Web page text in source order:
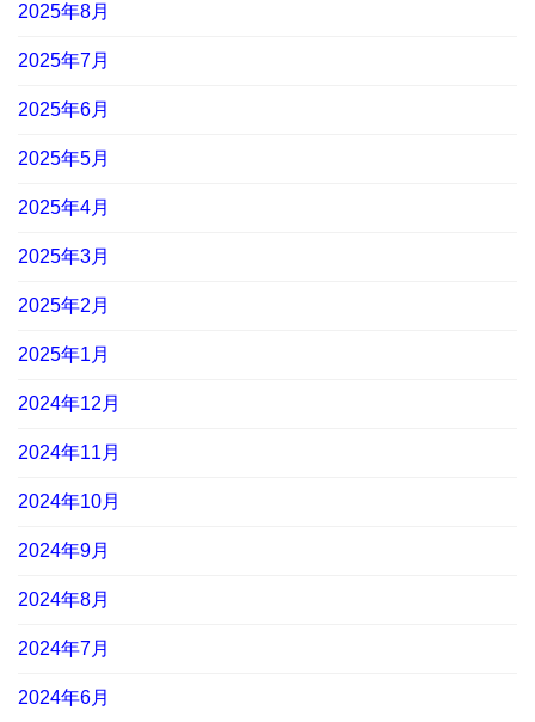
2025年8月
2025年7月
2025年6月
2025年5月
2025年4月
2025年3月
2025年2月
2025年1月
2024年12月
2024年11月
2024年10月
2024年9月
2024年8月
2024年7月
2024年6月